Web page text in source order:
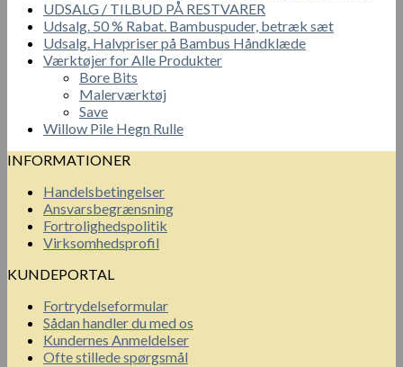
UDSALG / TILBUD PÅ RESTVARER
Udsalg. 50 % Rabat. Bambuspuder, betræk sæt
Udsalg. Halvpriser på Bambus Håndklæde
Værktøjer for Alle Produkter
Bore Bits
Malerværktøj
Save
Willow Pile Hegn Rulle
INFORMATIONER
Handelsbetingelser
Ansvarsbegrænsning
Fortrolighedspolitik
Virksomhedsprofil
KUNDEPORTAL
Fortrydelseformular
Sådan handler du med os
Kundernes Anmeldelser
Ofte stillede spørgsmål